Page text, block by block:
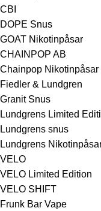
CBI
DOPE Snus
GOAT Nikotinpåsar
CHAINPOP AB
Chainpop Nikotinpåsar
Fiedler & Lundgren
Granit Snus
Lundgrens Limited
Lundgrens snus
Lundgrens
VELO
VELO Limited Edition
VELO SHIFT
Frunk Bar Vape